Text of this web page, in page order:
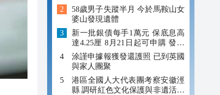
58歲男子失蹤半月 今於馬鞍山女
婆山發現遺體
新一批銀債每手1萬元 保底息高
達4.25厘 8月21日起可申購 發行
金額最多550億
涂謹申據報獲發還護照 已到英國
與家人團聚
港區全國人大代表團考察安徽涇
縣 調研紅色文化保護與非遺活態